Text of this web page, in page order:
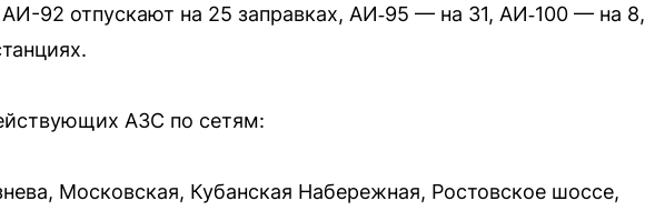
92 отпускают на 25 заправках, АИ‑95 — на 31, АИ‑100 — на 8,
АЗС по сетям:
Московская, Кубанская Набережная, Ростовское шоссе,